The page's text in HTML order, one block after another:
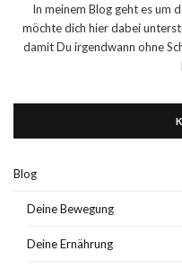
In meinem Blog geht es um
möchte dich hier dabei
damit Du irgendwann ohne
Blog
Deine Bewegung
Deine Ernährung